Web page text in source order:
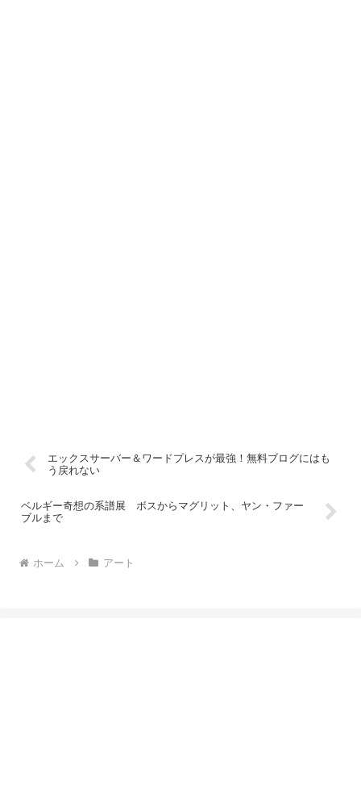
エックスサーバー＆ワードプレスが最強！無料ブログにはも
う戻れない
ベルギー奇想の系譜展 ボスからマグリット、ヤン・ファー
ブルまで
ホーム アート